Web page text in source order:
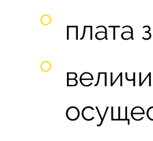
плата